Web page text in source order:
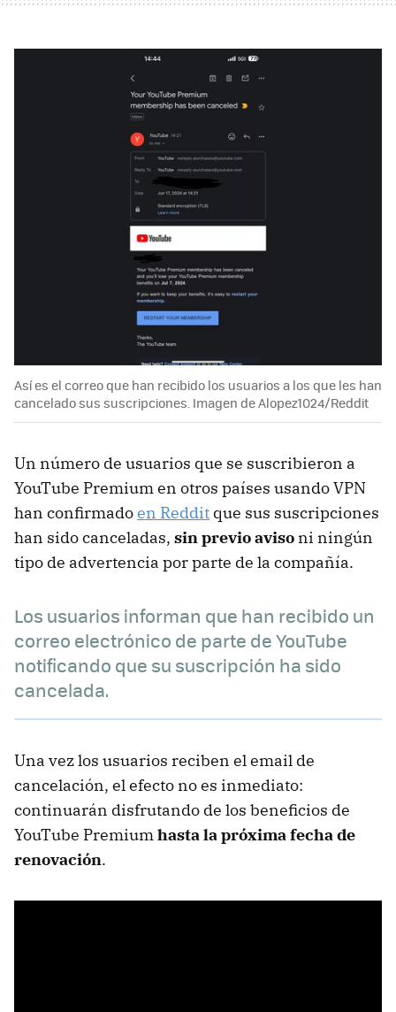
Así es el correo que han recibido los usuarios a los que les han
cancelado sus suscripciones. Imagen de Alopez1024/Reddit
Un número de usuarios que se suscribieron a
YouTube Premium en otros países usando VPN
han confirmadoen Reddit que sus suscripciones
han sido canceladas, sin previo aviso ni ningún
tipo de advertencia por parte de la compañía.
Los usuarios informan que han recibido un
correo electrónico de parte de YouTube
notificando que su suscripción ha sido
cancelada.
Una vez los usuarios reciben el email de
cancelación, el efecto no es inmediato:
continuarán disfrutando de los beneficios de
YouTube Premiumhasta la próxima fecha de
renovación.